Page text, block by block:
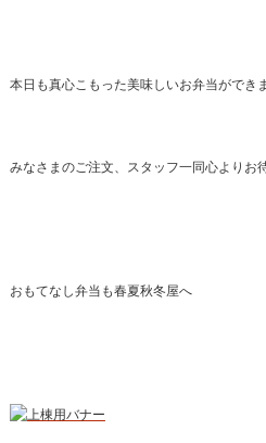
本日も真心こもった美味しいお弁当ができ
みなさまのご注文、スタッフ一同心よりお
おもてなし弁当も春夏秋冬屋へ